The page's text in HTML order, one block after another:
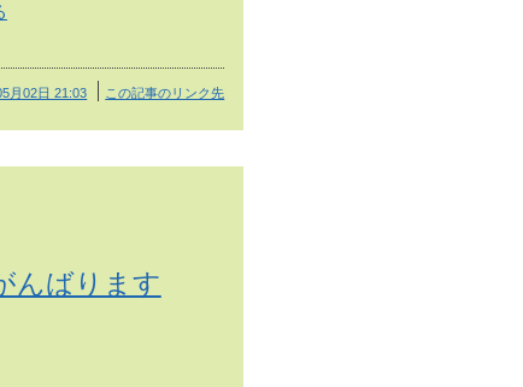
月02日 21:03 この記事のリンク先
んばります